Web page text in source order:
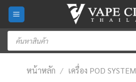
Skip
content
Products
search
หน้าหลัก / เครื่อง POD SYSTEM